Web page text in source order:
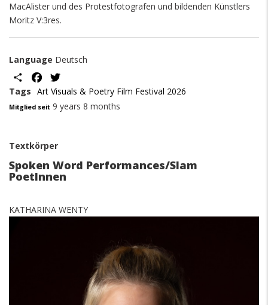
MacAlister und des Protestfotografen und bildenden Künstlers
Moritz V:3res.
Language Deutsch
ShareFacebook
Tags Art Visuals & Poetry Film Festival 2026
Mitglied seit 9 years 8 months
Textkörper
Spoken Word Performances/Slam
PoetInnen
KATHARINA WENTY